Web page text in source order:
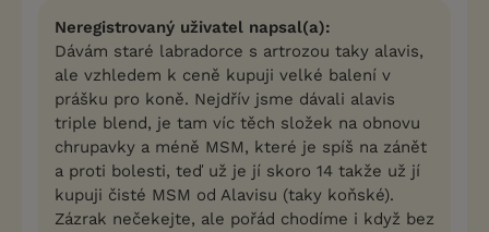
Neregistrovaný uživatel napsal(a):
Dávám staré labradorce s artrozou taky alavis,
ale vzhledem k ceně kupuji velké balení v
prášku pro koně. Nejdřív jsme dávali alavis
triple blend, je tam víc těch složek na obnovu
chrupavky a méně MSM, které je spíš na zánět
a proti bolesti, teď už je jí skoro 14 takže už jí
kupuji čisté MSM od Alavisu (taky koňské).
Zázrak nečekejte, ale pořád chodíme i když bez